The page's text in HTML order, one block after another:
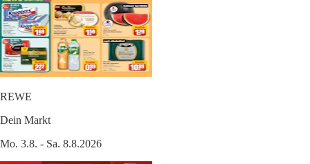
REWE
Dein Markt
Mo. 3.8. - Sa. 8.8.2026